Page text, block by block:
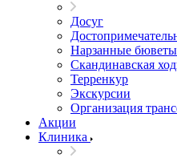
Досуг
Нарзанные бюветы
Скандинавская
Терренкур
Экскурсии
Организация
Акции
Клиника